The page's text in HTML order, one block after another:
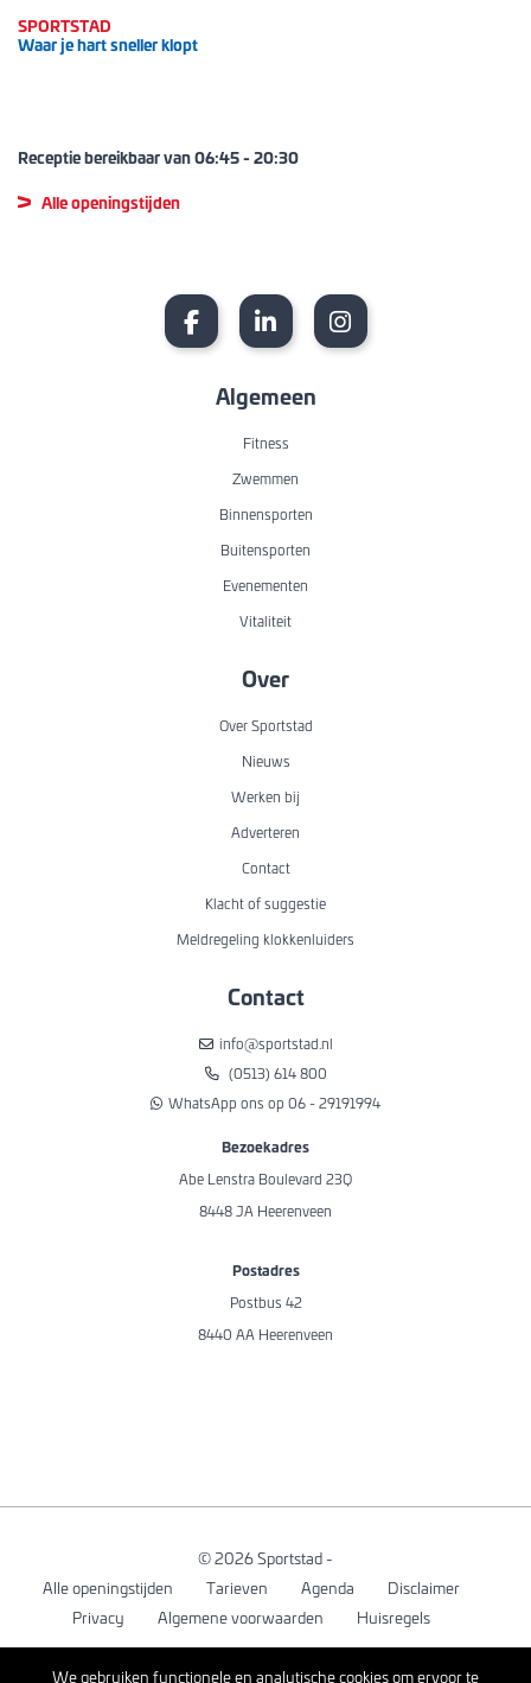
SPORTSTAD
Waar je hart sneller klopt
Receptie bereikbaar van06:45-20:30
Alle openingstijden
Algemeen
Fitness
Zwemmen
Binnensporten
Buitensporten
Evenementen
Vitaliteit
Over
Over Sportstad
Nieuws
Werken bij
Adverteren
Contact
Klacht of suggestie
Meldregeling klokkenluiders
Contact
info@sportstad.nl
(0513) 614 800
WhatsApp ons op 06 - 29191994
Bezoekadres
Abe Lenstra Boulevard 23Q
8448 JA Heerenveen
Postadres
Postbus 42
8440 AA Heerenveen
© 2026 Sportstad -
Alle openingstijden
Tarieven Agenda
Disclaimer
Privacy
Algemene voorwaarden Huisregels
We gebruiken functionele en analytische cookies om ervoor te